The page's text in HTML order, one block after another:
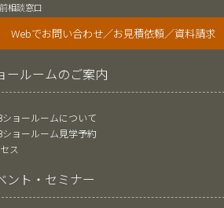
相談窓口
Webでお問い合わせ／お見積依頼／資料請求
ールームのご案内
ショールームについて
ショールーム見学予約
ス
ント・セミナー